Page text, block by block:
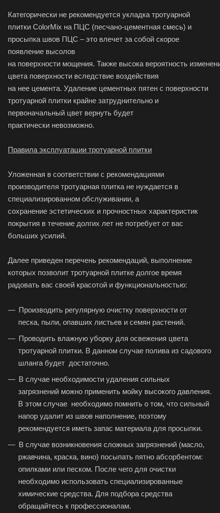
Категорически не рекомендуется укладка тротуарной
плитки ColorMix на ПЦС (песчано-цементная смесь) и
просыпка швов ПЦС – это влечет за собой скорое
появление высолов
на поверхности мощения. Также высока вероятность
цвета поверхности вследствие воздействия
на нее цемента. Удаление цементных пятен с поверхности
тротуарной плитки крайне затруднительно и
первоначальный цвет вернуть будет
практически невозможно.
Правила эксплуатации тротуарной плитки
Уложенная в соответствии с рекомендациями
производителя тротуарная плитка не нуждается в
специализированном обслуживании, а
сохранение эстетических и прочностных характеристик
покрытия в течение долгих лет не потребует от вас
больших усилий.
Далее приведен перечень рекомендаций, выполнение
которых позволит тротуарной плитке долгое время
радовать вас своей красотой и функциональностью:
Производить регулярную очистку поверхности от
песка, пыли, опавших листьев и семян растений.
Проводить влажную уборку для освежения цвета
тротуарной плитки. В данном случае полива из садового
шланга будет достаточно.
В случае необходимости удаления сильных
загрязнений можно применить мойку высокого давления.
В этом случае необходимо помнить о том, что сильный
напор удалит из швов наполнение, поэтому
рекомендуется иметь запас материала для просыпки.
В случае возникновения сложных загрязнений (масло,
ржавчина, краска, вино) посыпать пятно абсорбентом:
опилками или песком. После чего для очистки
необходимо использовать специализированные
химические средства. Для подбора средства
обращайтесь к профессионалам.